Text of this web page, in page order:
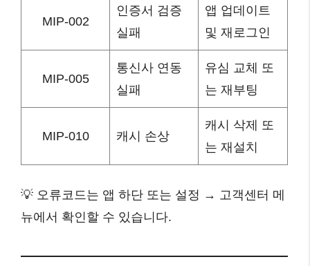
MIP-002
인증서 검증
실패
앱 업데이트
및 재로그인
MIP-005
통신사 연동
실패
유심 교체 또
는 재부팅
MIP-010 캐시 손상
캐시 삭제 또
는 재설치
💡 오류코드는 앱 하단 또는 설정 → 고객센터 메
뉴에서 확인할 수 있습니다.